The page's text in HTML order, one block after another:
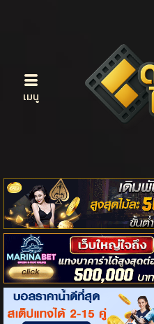
เมนู